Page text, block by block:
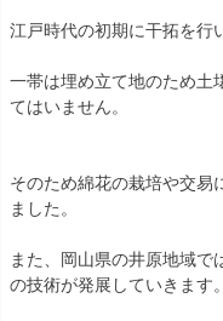
江戸時代の初期に干拓を行
一帯は埋め立て地のため土
てはいません。
そのため綿花の栽培や交易
ました。
また、岡山県の井原地域で
の技術が発展していきます。